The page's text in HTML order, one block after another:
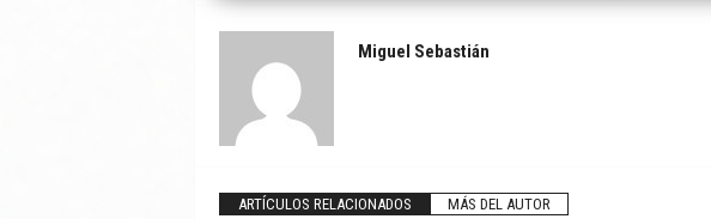
Miguel Sebastián
ARTÍCULOS RELACIONADOS MÁS DEL AUTOR